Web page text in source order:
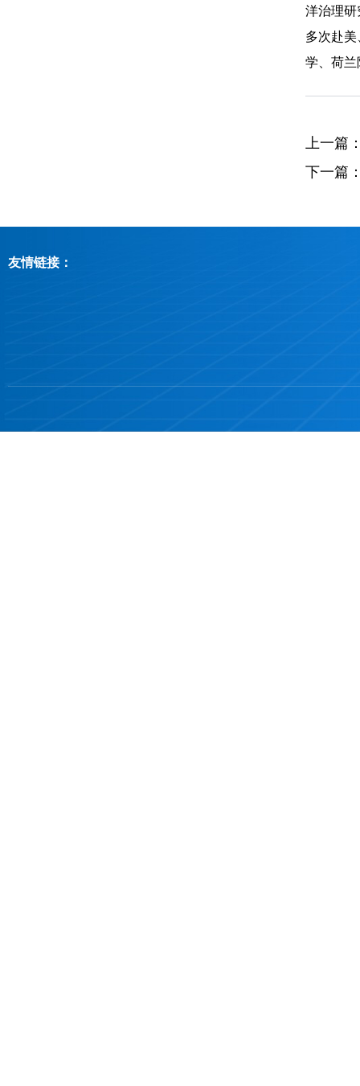
洋治理研
多次赴
学、荷兰
上一篇
下一篇
友情链接：